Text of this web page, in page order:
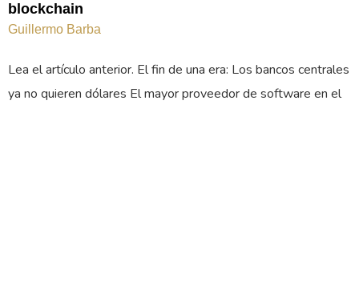
blockchain
Guillermo Barba
Lea el artículo anterior. El fin de una era: Los bancos centrales
ya no quieren dólares El mayor proveedor de software en el